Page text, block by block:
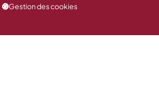
Gestion des cookies